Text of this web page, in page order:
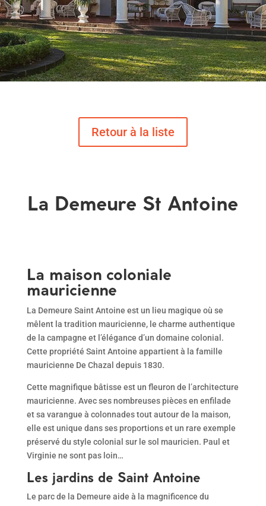
La Demeure St Antoine
La maison coloniale
mauricienne
La Demeure Saint Antoine est un lieu magique où se
mêlent la tradition mauricienne, le charme authentique
de la campagne et l’élégance d’un domaine colonial.
Cette propriété Saint Antoine appartient à la famille
mauricienne De Chazal depuis 1830.
Cette magnifique bâtisse est un fleuron de l’architecture
mauricienne. Avec ses nombreuses pièces en enfilade
et sa varangue à colonnades tout autour de la maison,
elle est unique dans ses proportions et un rare exemple
préservé du style colonial sur le sol mauricien. Paul et
Virginie ne sont pas loin…
Les jardins de Saint Antoine
Le parc de la Demeure aide à la magnificence du